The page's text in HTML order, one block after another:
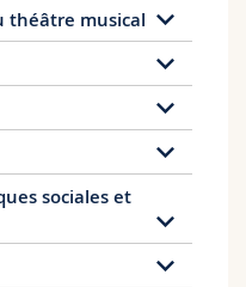
théâtre musical
sociales et